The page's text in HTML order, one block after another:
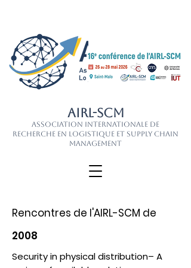
AIRL-SCM
Association Internationale de
Recherche en Logistique et Supply Chain
Management
Rencontres de l'AIRL-SCM de
2008
Security in physical distribution– A